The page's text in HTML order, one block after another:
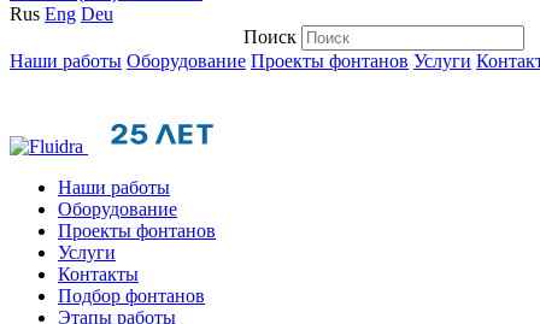
Rus Eng Deu
Поиск
Наши работы Оборудование Проекты фонтанов Услуги
Наши работы
Оборудование
Проекты фонтанов
Услуги
Контакты
Подбор фонтанов
Этапы работы